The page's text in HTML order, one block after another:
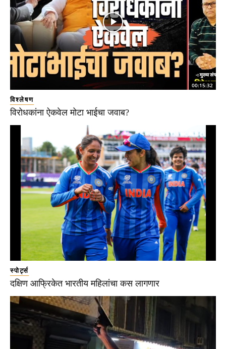
00:15:32
विश्लेषण
विरोधकांना ऐकवेल मोटा भाईचा जवाब?
स्पोर्ट्स
दक्षिण आफ्रिकेत भारतीय महिलांचा कस लागणार